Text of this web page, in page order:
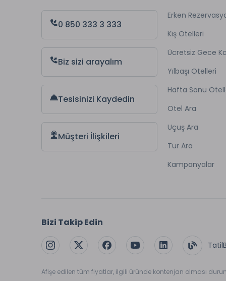
0 850 333 3 333
Biz sizi arayalım
Tesisinizi Kaydedin
Müşteri İlişkileri
Erken
Kış Otelleri
Ücretsiz Gece
Yılbaşı Otelleri
Hafta Sonu
Otel Ara
Uçuş Ara
Tur Ara
Kampanyalar
Bizi Takip Edin
Afişe edilen tüm fiyatlar, ilgili üründe kontenjan olması